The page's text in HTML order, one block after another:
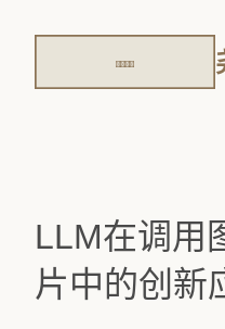
LLM在调用
片中的创新